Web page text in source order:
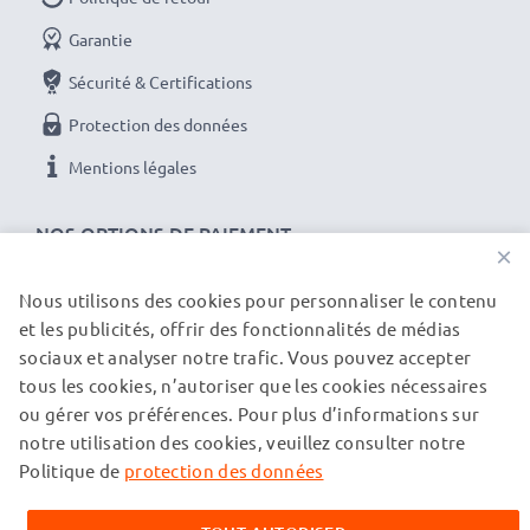
AC Adapter / Power Supply
Marque:subtel Battery charger
Connecteur 1
Ampérage de Sortie / Output ampère
Commandez facilement votre chargeur neuf en
ligne
Garantie du fabricant 3 ans :Le chargeur subtel est
synonyme de sécurité certifiée et de normes de
NOS OPTIONS DE PAIEMENT
Garantie
Sécurité & Certifications
Protection des données
Mentions légales
NOS PARTENAIRES DE LIVRAISON
© subtel.ch 2026
Tous les prix incluent la TVA et excluent les frais de port.
Veuillez noter que toutes les marques citées sont des
mentionnées sur nos pages web uniquement pour fournir des
×
Nous utilisons des cookies pour personnaliser le contenu
et les publicités, offrir des fonctionnalités de médias
sociaux et analyser notre trafic. Vous pouvez accepter
tous les cookies, n’autoriser que les cookies nécessaires
ou gérer vos préférences. Pour plus d’informations sur
notre utilisation des cookies, veuillez consulter notre
Politique de protection des données